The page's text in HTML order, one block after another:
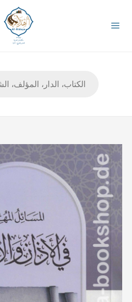
المحتوى
المسائل
المهمة
الأذان
والإقامة